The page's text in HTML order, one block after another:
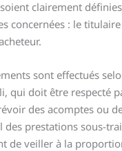
clairement
concernées : le
sont effectués
qui doit être respecté
des acomptes ou
prestations sous-
de veiller à la